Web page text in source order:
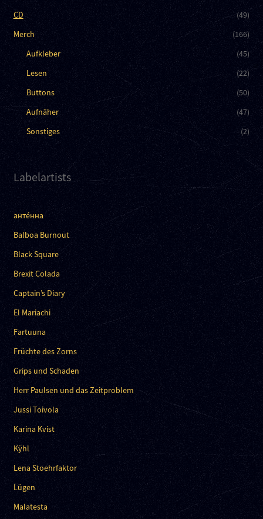
CD
(49)
Merch
(166)
Aufkleber
(45)
Lesen
(22)
Buttons
(50)
Aufnäher
(47)
Sonstiges
(2)
Labelartists
анте́нна
Balboa Burnout
Black Square
Brexit Colada
Captain’s Diary
El Mariachi
Fartuuna
Früchte des Zorns
Grips und Schaden
Herr Paulsen und das Zeitproblem
Jussi Toivola
Karina Kvist
Kÿhl
Lena Stoehrfaktor
Lügen
Malatesta